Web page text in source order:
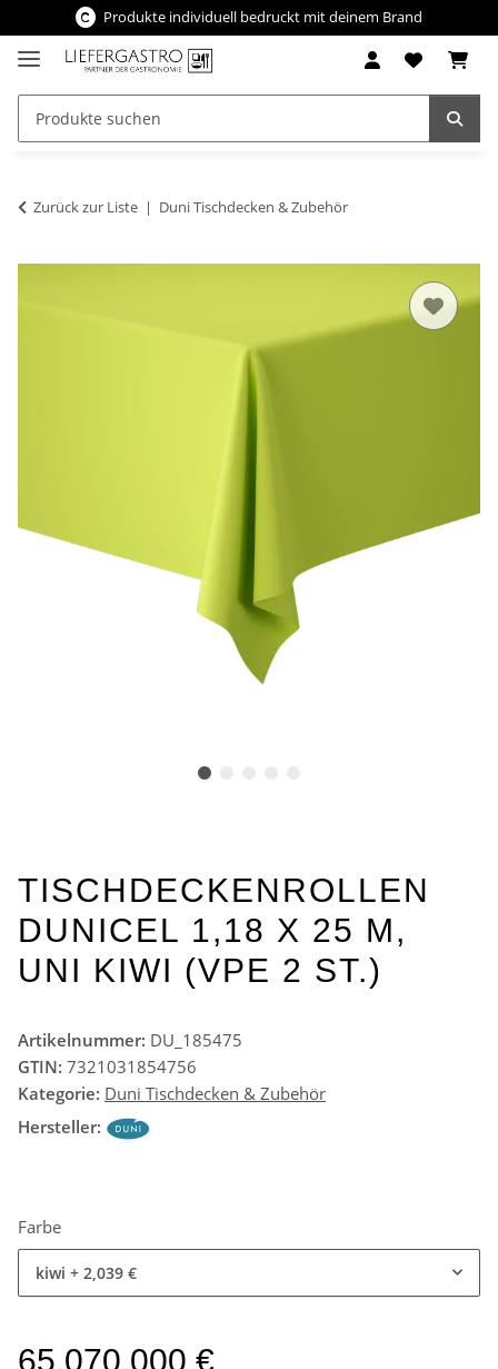
Produkte individuell bedruckt mit deinem Brand
Zurück zur Liste Duni Tischdecken & Zubehör
TISCHDECKENROLLEN
DUNICEL 1,18 X 25 M,
UNI KIWI (VPE 2 ST.)
Artikelnummer: DU_185475
GTIN: 7321031854756
Kategorie: Duni Tischdecken & Zubehör
Hersteller:
Farbe
kiwi + 2,039 €
65,070.000 €